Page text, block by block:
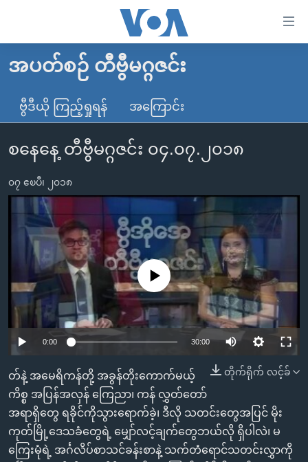
လွယ်ကူ
သည့်
များ
ပင်မ
အကြောင်းအရာ
ပင်မ
ညွန်း
စာမျက်နှာ
ကျော်
ကြည့်
ရှာဖွေ
မူလစာမျက်နှာ
မြန်မာ
ကမ္ဘာ့သတင်းများ
နိုင်ငံတကာ
တရုတ်
အစ္စရေး-ပါလက်စတိုင်း
ဗွီဒီယို
ရပ်ဝန်းတခု လမ်းတခု အလွန်
အင်္ဂလိပ်စာလေ့လာမယ်
အမေရိကန်သုံးအီဒီယံ
မကြေးမုံရဲ့ အင်္ဂလိပ်စာ
ရုပ်ရှင်ထဲက အင်္ဂလိပ်စာ
သုတပဒေသာ အင်္ဂလိပ်စာ
အပတ်စဉ်ကဏ္ဍများ
ရေဒီယို
တီဗွီ
ရေဒီယိုနှင့်ရုပ်သံ အချက်အလက်များ
ရေဒီယို/တီဗွီအစီအစဉ်
Learning English
ဗွီအိုအေ လူမှုကွန်ယက်များ
ဘာသာစကားများ
အပတ်စဉ် တီဗွီမဂ္ဂဇင်း
ဗွီဒီယို ကြည့်ရှုရန် အကြောင်း
စနေနေ့ တီဗွီမဂ္ဂဇင်း ၀၄.၀၇.၂၀၁၈
၀၇ ဧၿပီ၊ ၂၀၁၈
No media source currently available
0:00 30:00
တိုက်ရိုက် လင့်ခ်
တ်နဲ့ အမေရိကန်တို့ အခွန်တိုးကောက်မယ့်
ကိစ္စ အပြန်အလှန် ကြေညာ၊ ကန် လွှတ်တော်
အရာရှိတွေ ရခိုင်ကိုသွားရောက်ခဲ့၊ ဒီလို သတင်းတွေအပြင် မိုး
ကုတ်မြို့ဒေသခံတွေရဲ့ မျှော်လင့်ချက်တွေဘယ်လို ရှိပါလဲ၊ မ
ကြေးမုံရဲ့ အင်္ဂလိပ်စာသင်ခန်းစာနဲ့ သက်တံရောင်သတင်းလွှာကို